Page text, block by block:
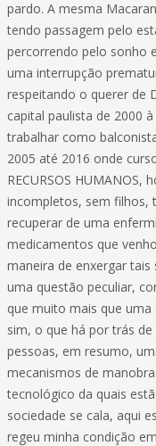
pardo. A mesma
tendo passagem pelo
percorrendo pelo sonho
uma interrupção
respeitando o querer de
capital paulista de 2000
trabalhar como
2005 até 2016 onde
RECURSOS
incompletos, sem filhos,
recuperar de uma
medicamentos que
maneira de enxergar
uma questão peculiar,
que muito mais que
sim, o que há por trás
pessoas, em resumo,
mecanismos de
tecnológico da quais
sociedade se cala, aqui
regeu minha condição